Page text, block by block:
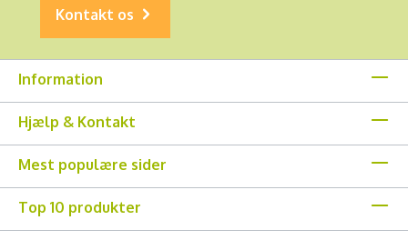
Kontakt os
Information
Hjælp & Kontakt
Mest populære sider
Top 10 produkter